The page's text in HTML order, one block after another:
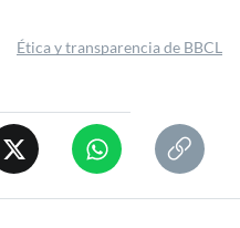
Ética y transparencia de BBCL